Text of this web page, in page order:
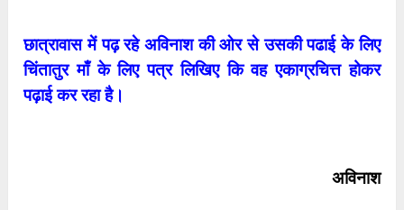
छात्रावास में पढ़ रहे अविनाश की ओर से उसकी पढाई के लिए
चिंतातुर माँ के लिए पत्र लिखिए कि वह एकाग्रचित्त होकर
पढ़ाई कर रहा है।
अविनाश